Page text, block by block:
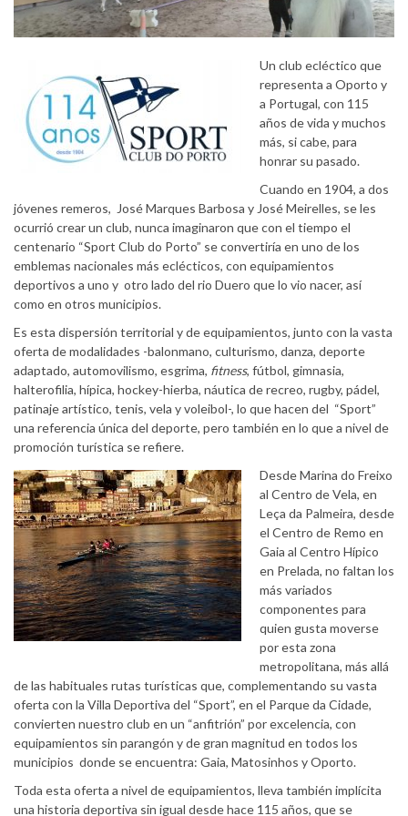
Un club ecléctico que
representa a Oporto y
a Portugal, con 115
años de vida y muchos
más, si cabe, para
honrar su pasado.
Cuando en 1904, a dos
jóvenes remeros, José Marques Barbosa y José Meirelles, se les
ocurrió crear un club, nunca imaginaron que con el tiempo el
centenario “Sport Club do Porto” se convertiría en uno de los
emblemas nacionales más eclécticos, con equipamientos
deportivos a uno y otro lado del rio Duero que lo vio nacer, así
como en otros municipios.
Es esta dispersión territorial y de equipamientos, junto con la vasta
oferta de modalidades -balonmano, culturismo, danza, deporte
adaptado, automovilismo, esgrima, fitness, fútbol, gimnasia,
halterofilia, hípica, hockey-hierba, náutica de recreo, rugby, pádel,
patinaje artístico, tenis, vela y voleibol-, lo que hacen del “Sport”
una referencia única del deporte, pero también en lo que a nivel de
promoción turística se refiere.
Desde Marina do Freixo
al Centro de Vela, en
Leça da Palmeira, desde
el Centro de Remo en
Gaia al Centro Hípico
en Prelada, no faltan los
más variados
componentes para
quien gusta moverse
por esta zona
metropolitana, más allá
de las habituales rutas turísticas que, complementando su vasta
oferta con la Villa Deportiva del “Sport”, en el Parque da Cidade,
convierten nuestro club en un “anfitrión” por excelencia, con
equipamientos sin parangón y de gran magnitud en todos los
municipios donde se encuentra: Gaia, Matosinhos y Oporto.
Toda esta oferta a nivel de equipamientos, lleva también implícita
una historia deportiva sin igual desde hace 115 años, que se